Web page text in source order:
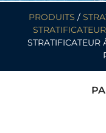
PRODUITS /
STRATIFICATEUR